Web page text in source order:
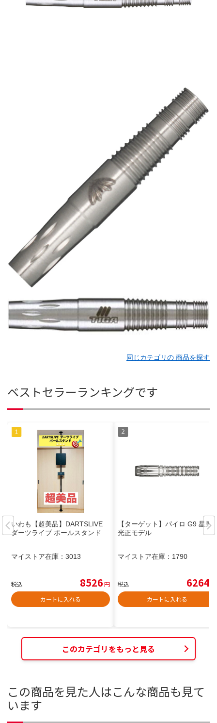
同じカテゴリの 商品を探す
ベストセラーランキングです
いわも【超美品】DARTSLIVE
ダーツライブ ポールスタンド
マイストア在庫： 3013
税込 8526円
カートに入れる
【ターゲット】パイロ G9 星野
光正モデル
マイストア在庫： 1790
税込 6264
カートに入れる
このカテゴリをもっと見る
この商品を見た人はこんな商品も見て
います